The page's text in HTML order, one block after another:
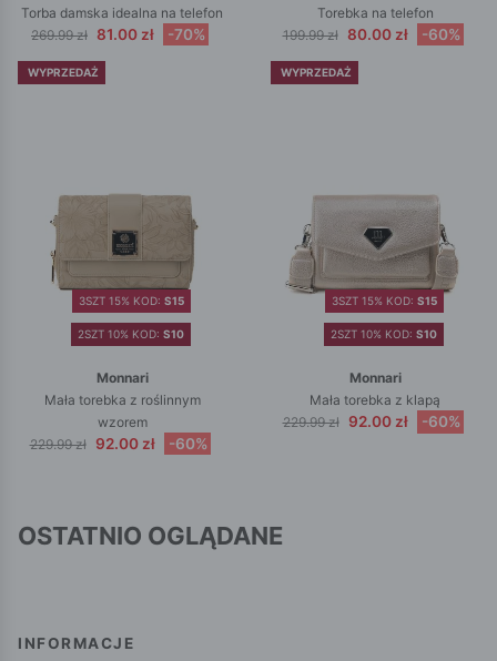
Torba damska idealna na telefon
269.99 zł 81.00 zł -70%
Torebka na telefon
199.99 zł 80.00 zł -60%
WYPRZEDAŻ
2SZT 10% KOD: S10
3SZT 15% KOD: S15
Monnari
Mała torebka z roślinnym
wzorem
229.99 zł 92.00 zł -60%
WYPRZEDAŻ
2SZT 10% KOD: S10
3SZT 15% KOD: S15
Monnari
Mała torebka z klapą
229.99 zł 92.00 zł -60%
OSTATNIO OGLĄDANE
INFORMACJE